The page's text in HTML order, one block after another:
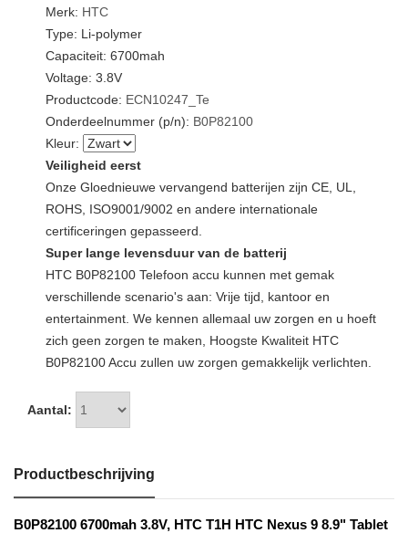
Merk: HTC
Type: Li-polymer
Capaciteit: 6700mah
Voltage: 3.8V
Productcode: ECN10247_Te
Onderdeelnummer (p/n): B0P82100
Kleur:
Veiligheid eerst
Onze Gloednieuwe vervangend batterijen zijn CE, UL,
ROHS, ISO9001/9002 en andere internationale
certificeringen gepasseerd.
Super lange levensduur van de batterij
HTC B0P82100 Telefoon accu kunnen met gemak
verschillende scenario's aan: Vrije tijd, kantoor en
entertainment. We kennen allemaal uw zorgen en u hoeft
zich geen zorgen te maken, Hoogste Kwaliteit HTC
B0P82100 Accu zullen uw zorgen gemakkelijk verlichten.
Aantal:
Productbeschrijving
B0P82100 6700mah 3.8V, HTC T1H HTC Nexus 9 8.9" Tablet